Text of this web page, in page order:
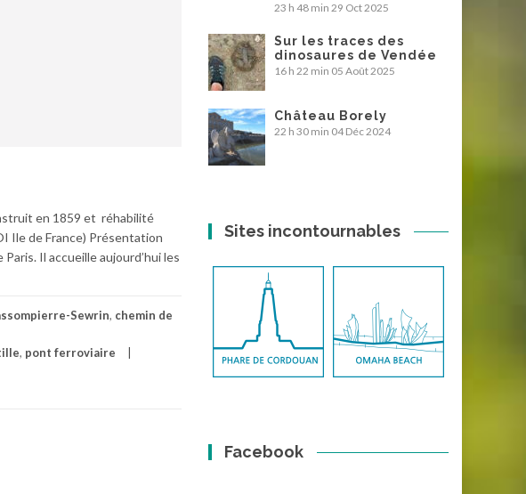
en 1859 et réhabilité
Ile de France) Présentation
Il accueille aujourd’hui les
Sewrin, chemin de
, pont ferroviaire
23 h 48 min 29 Oct 2025
Sur les traces des
dinosaures de Vendée
16 h 22 min 05 Août 2025
Château Borely
22 h 30 min 04 Déc 2024
Sites incontournables
Facebook